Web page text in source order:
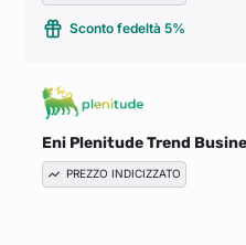
Sconto fedeltà 5%
Eni Plenitude Trend
PREZZO INDICIZZATO